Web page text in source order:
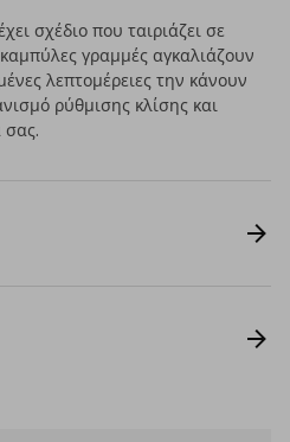
σχέδιο που ταιριάζει σε
γραμμές αγκαλιάζουν
λεπτομέρειες την κάνουν
ρύθμισης κλίσης και
σας.